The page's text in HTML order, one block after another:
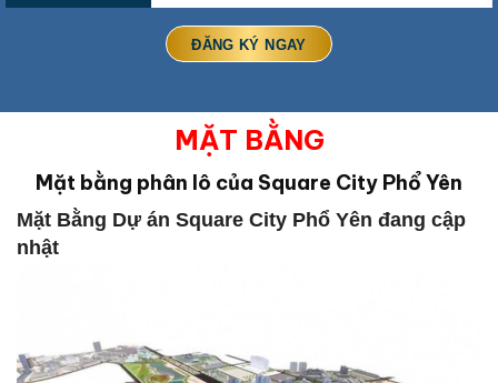
MẶT BẰNG
Mặt bằng phân lô của Square City Phổ Yên
Mặt Bằng Dự án Square City Phổ Yên đang cập
nhật